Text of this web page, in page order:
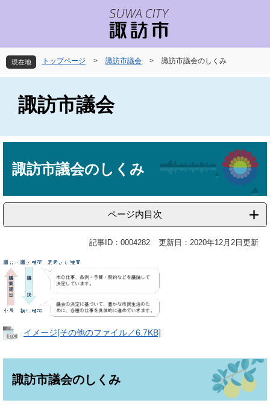
先
頭
を
飛
へ
現在地 トップページ > 諏訪市議会 > 諏訪市議会のしくみ
諏訪市議会
諏訪市議会のしくみ
ページ内目次
記事ID：0004282 更新日：2020年12月2日更新
イメージ[その他のファイル／6.7KB]
諏訪市議会のしくみ